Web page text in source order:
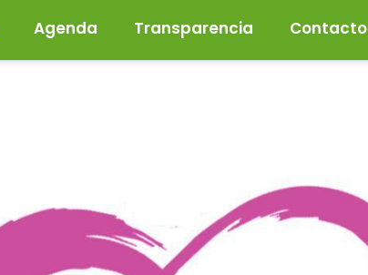
Agenda Transparencia Contacto